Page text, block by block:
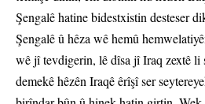
Şengalê hatine bidestxistin desteser
Şengalê û hêza wê hemû
wê jî tevdigerin, lê dîsa jî Iraq zextê li
demekê hêzên Iraqê êrîşî ser